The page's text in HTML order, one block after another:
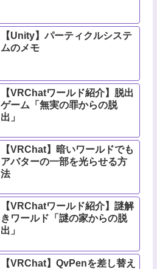
【Unity】パーティクルシステ
ムのメモ
【VRChatワールド紹介】脱出
ゲーム「無実の罪からの脱
出」
【VRChat】暗いワールドでも
アバターの一部を光らせる方
法
【VRChatワールド紹介】謎解
きワールド「謎の家からの脱
出」
【VRChat】QvPenを差し替え